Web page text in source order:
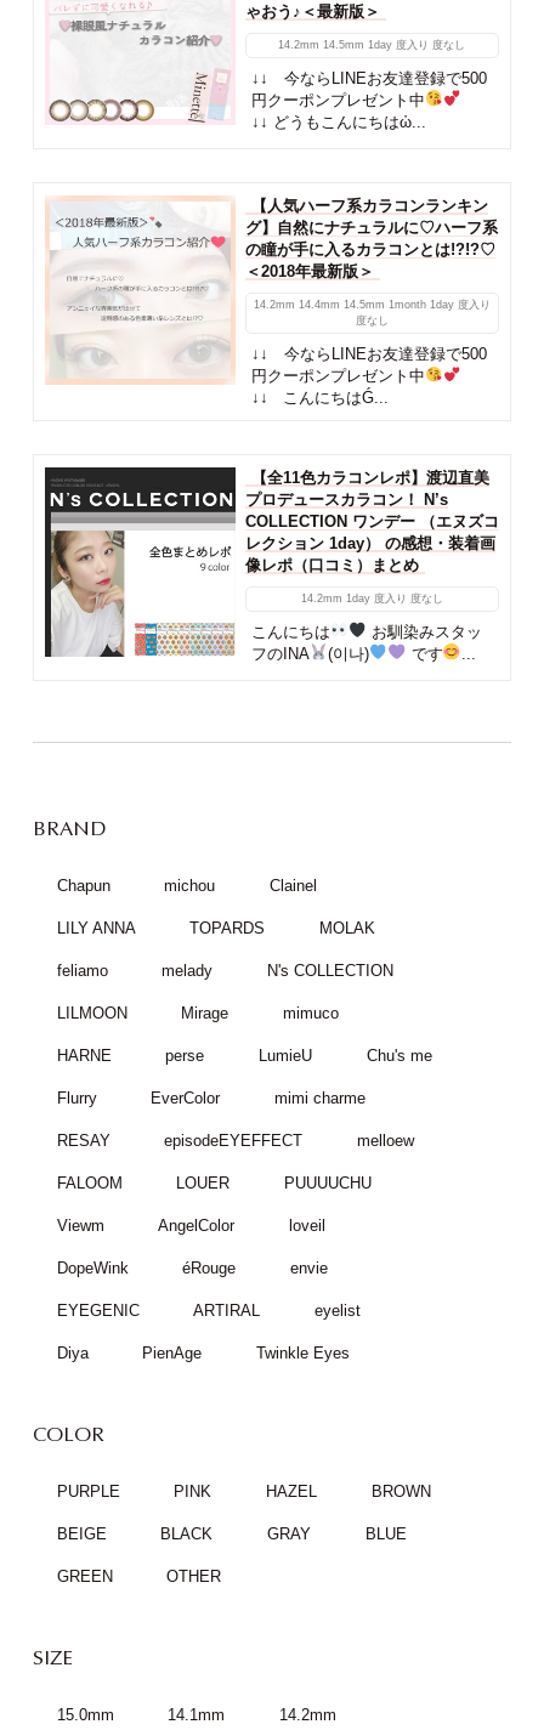
ゃおう♪＜最新版＞
14.2mm 14.5mm 1day 度入り 度なし
↓↓ 今ならLINEお友達登録で500
円クーポンプレゼント中
↓↓ どうもこんにちはὠ...
【人気ハーフ系カラコンランキン
グ】自然にナチュラルに♡ハーフ系
の瞳が手に入るカラコンとは!?!?♡
＜2018年最新版＞
14.2mm 14.4mm 14.5mm 1month 1day 度入り
度なし
↓↓ 今ならLINEお友達登録で500
円クーポンプレゼント中
↓↓ こんにちはǴ...
【全11色カラコンレポ】渡辺直美
プロデュースカラコン！ N’s
COLLECTION ワンデー （エヌズコ
レクション 1day） の感想・装着画
像レポ（口コミ）まとめ
14.2mm 1day 度入り 度なし
こんにちは
お馴染みスタッ
フのINA
(이나) です
BRAND
Chapun michou Clainel
LILY ANNA TOPARDS MOLAK
feliamo melady N's COLLECTION
LILMOON Mirage mimuco
HARNE perse LumieU Chu's me
Flurry EverColor mimi charme
RESAY episodeEYEFFECT melloew
FALOOM LOUER PUUUUCHU
Viewm AngelColor loveil
DopeWink éRouge envie
EYEGENIC ARTIRAL eyelist
Diya PienAge Twinkle Eyes
COLOR
PURPLE PINK HAZEL BROWN
BEIGE BLACK GRAY BLUE
GREEN OTHER
SIZE
15.0mm 14.1mm 14.2mm